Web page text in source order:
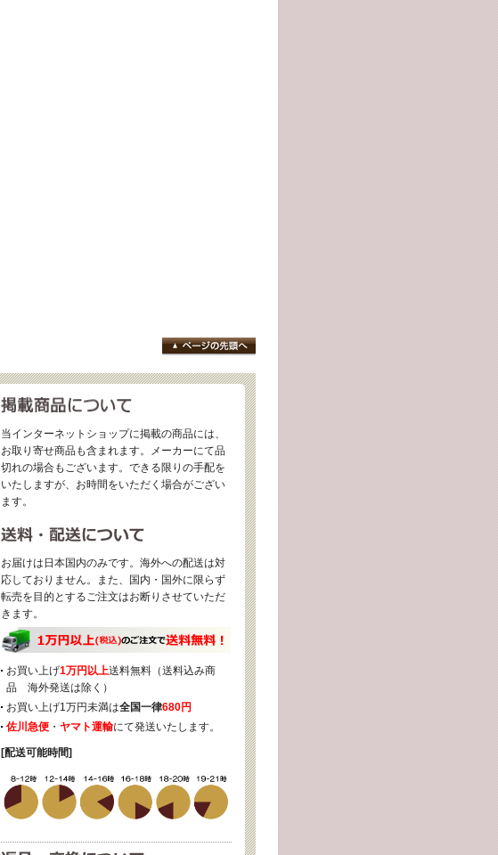
当インターネットショップに掲載の商品には、
お取り寄せ商品も含まれます。メーカーにて品
切れの場合もございます。できる限りの手配を
いたしますが、お時間をいただく場合がござい
ます。
お届けは日本国内のみです。海外への配送は対
応しておりません。また、国内・国外に限らず
転売を目的とするご注文はお断りさせていただ
きます。
お買い上げ1万円以上送料無料（送料込み商
品 海外発送は除く）
お買い上げ1万円未満は全国一律680円
佐川急便 ・ ヤマト運輸にて発送いたします。
[配送可能時間]